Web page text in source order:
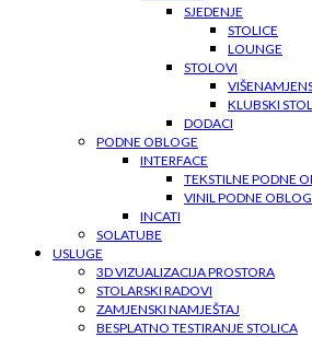
SJEDENJE
STOLICE
LOUNGE
STOLOVI
KLUBSKI
DODACI
PODNE OBLOGE
INTERFACE
TEKSTILNE PODNE
VINIL PODNE
INCATI
SOLATUBE
USLUGE
3D VIZUALIZACIJA PROSTORA
STOLARSKI RADOVI
ZAMJENSKI NAMJEŠTAJ
BESPLATNO TESTIRANJE STOLICA